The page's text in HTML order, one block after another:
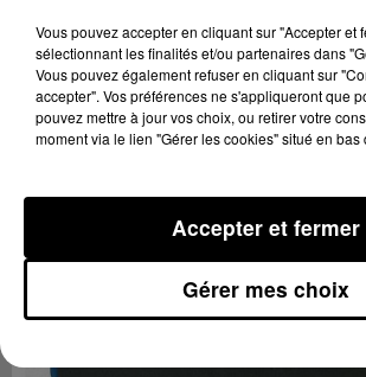
suspects.
Les objets ont été découverts au
drogue a aussi été retrouvée chez.
jugé ce jeudi au tribunal.
Vous pouvez accepter en cliquant sur "Accepter et
sélectionnant les finalités et/ou partenaires dans
Vous pouvez également refuser en cliquant sur
accepter". Vos préférences ne s'appliqueront que
pouvez mettre à jour vos choix, ou retirer votre
moment via le lien "Gérer les cookies" situé en bas
Gérer mes choix
Accepter et fermer